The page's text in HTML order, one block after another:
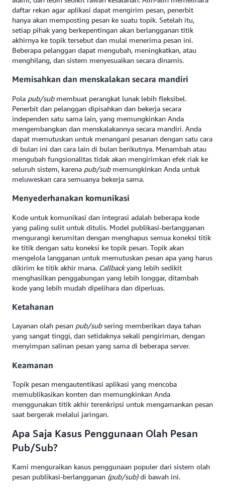
daftar rekan agar aplikasi dapat mengirim pesan, penerbit
hanya akan memposting pesan ke suatu topik. Setelah itu,
setiap pihak yang berkepentingan akan berlangganan titik
akhirnya ke topik tersebut dan mulai menerima pesan ini.
Beberapa pelanggan dapat mengubah, meningkatkan, atau
menghilang, dan sistem menyesuaikan secara dinamis.
Memisahkan dan menskalakan secara mandiri
Pola pub/submembuat perangkat lunak lebih fleksibel.
Penerbit dan pelanggan dipisahkan dan bekerja secara
independen satu sama lain, yang memungkinkan Anda
mengembangkan dan menskalakannya secara mandiri. Anda
dapat memutuskan untuk menangani pesanan dengan satu cara
di bulan ini dan cara lain di bulan berikutnya. Menambah atau
mengubah fungsionalitas tidak akan mengirimkan efek riak ke
seluruh sistem, karena pub/submemungkinkan Anda untuk
meluweskan cara semuanya bekerja sama.
Menyederhanakan komunikasi
Kode untuk komunikasi dan integrasi adalah beberapa kode
yang paling sulit untuk ditulis. Model publikasi-berlangganan
mengurangi kerumitan dengan menghapus semua koneksi titik
ke titik dengan satu koneksi ke topik pesan. Topik akan
mengelola langganan untuk memutuskan pesan apa yang harus
dikirim ke titik akhir mana. Callbackyang lebih sedikit
menghasilkan penggabungan yang lebih longgar, ditambah
kode yang lebih mudah dipelihara dan diperluas.
Ketahanan
Layanan olah pesan pub/subsering memberikan daya tahan
yang sangat tinggi, dan setidaknya sekali pengiriman, dengan
menyimpan salinan pesan yang sama di beberapa server.
Keamanan
Topik pesan mengautentikasi aplikasi yang mencoba
memublikasikan konten dan memungkinkan Anda
menggunakan titik akhir terenkripsi untuk mengamankan pesan
saat bergerak melalui jaringan.
Apa Saja Kasus Penggunaan Olah Pesan
Pub/Sub?
Kami menguraikan kasus penggunaan populer dari sistem olah
pesan publikasi-berlangganan (pub/sub)di bawah ini.